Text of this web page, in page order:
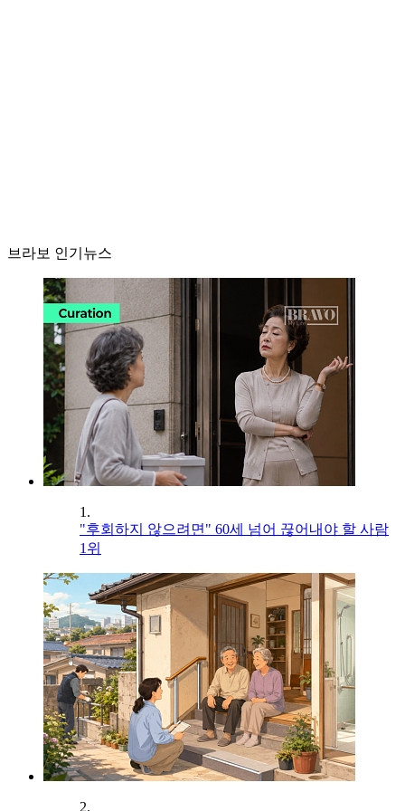
브라보 인기뉴스
1.
"후회하지 않으려면" 60세 넘어 끊어내야 할 사람
1위
2.